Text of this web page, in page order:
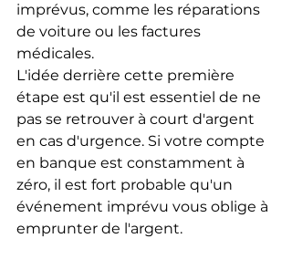
imprévus, comme les réparations
de voiture ou les factures
médicales.
L'idée derrière cette première
étape est qu'il est essentiel de ne
pas se retrouver à court d'argent
en cas d'urgence. Si votre compte
en banque est constamment à
zéro, il est fort probable qu'un
événement imprévu vous oblige à
emprunter de l'argent.